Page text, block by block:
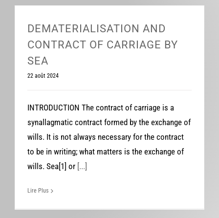
DEMATERIALISATION AND
CONTRACT OF CARRIAGE BY
SEA
22 août 2024
INTRODUCTION The contract of carriage is a
synallagmatic contract formed by the exchange of
wills. It is not always necessary for the contract
to be in writing; what matters is the exchange of
wills. Sea[1] or [...]
Lire Plus